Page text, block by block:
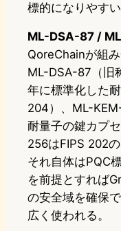
標的になりやすい
ML-DSA-87 /
QoreChainが組
ML-DSA-87（旧
年に標準化した
204）、ML-
耐量子の鍵カプ
256はFIPS 202
それ自体はPQC
を前提とすれば
の安全域を確保
広く使われる。